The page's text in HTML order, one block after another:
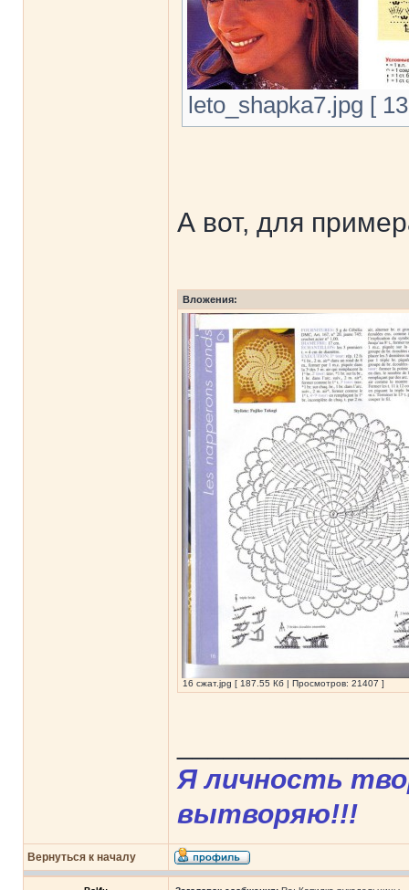
leto_shapka7.jpg [
А вот, для
Вложения:
16 сжат.jpg [ 187.55 Кб | Просмотров: 21407 ]
Я личность
вытворяю!!!
Вернуться к началу